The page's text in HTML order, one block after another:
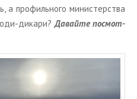
а про­филь­но­го ми­ни­стер­ства
ди­ка­ри?Да­вай­те по­смот­